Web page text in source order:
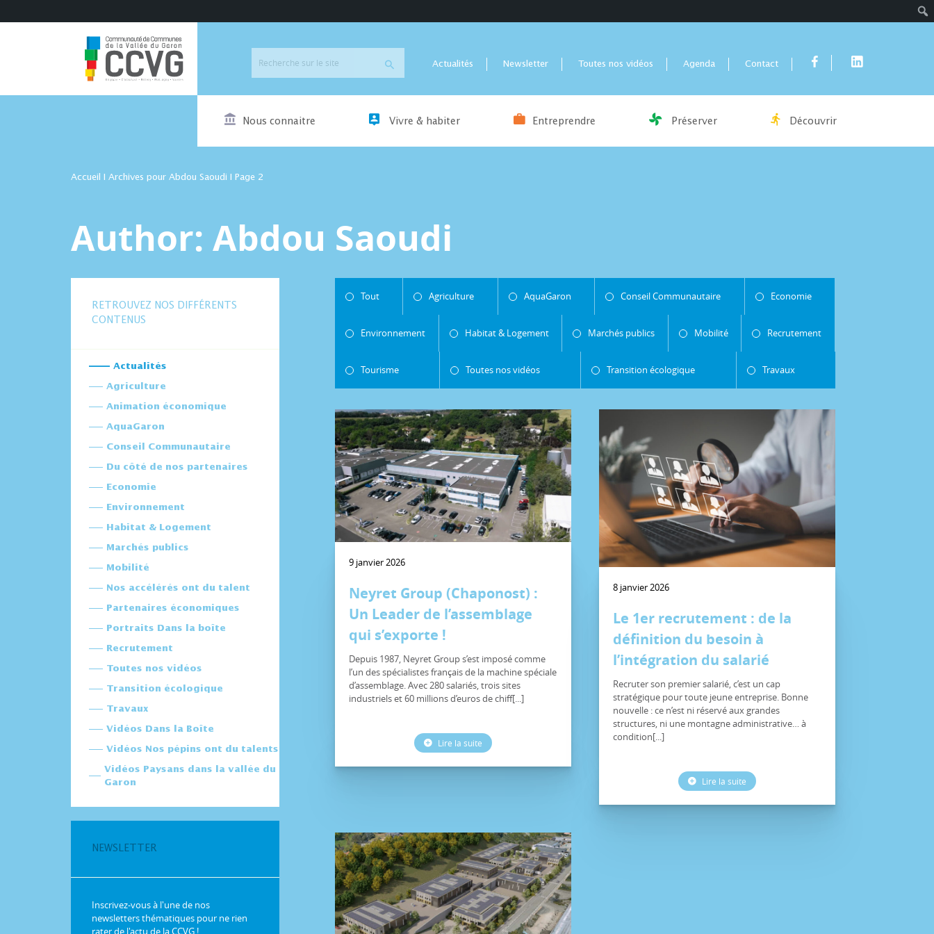
Actualités Newsletter Toutes nos vidéos Agenda Contact
Nous connaitre Vivre & habiter Entreprendre Préserver Découvrir
Accueil Archives pour Abdou Saoudi Page 2
Author: Abdou Saoudi
RETROUVEZ NOS DIFFÉRENTS
CONTENUS
Actualités
Agriculture
Animation économique
AquaGaron
Conseil Communautaire
Du côté de nos partenaires
Economie
Environnement
Habitat & Logement
Marchés publics
Mobilité
Nos accélérés ont du talent
Partenaires économiques
Portraits Dans la boîte
Recrutement
Toutes nos vidéos
Transition écologique
Travaux
Vidéos Dans la Boîte
Vidéos Nos pépins ont du talents
Vidéos Paysans dans la vallée du
Garon
NEWSLETTER
Inscrivez-vous à l'une de nos
newsletters thématiques pour ne rien
rater de l'actu de la CCVG !
Tout Agriculture AquaGaron Conseil Communautaire Economie
Environnement Habitat & Logement Marchés publics Mobilité Recrutement
Tourisme Toutes nos vidéos Transition écologique Travaux
9 janvier 2026
Neyret Group (Chaponost) :
Un Leader de l’assemblage
qui s’exporte !
Depuis 1987, Neyret Group s’est imposé comme
l’un des spécialistes français de la machine spéciale
d’assemblage. Avec 280 salariés, trois sites
industriels et 60 millions d’euros de chiff[...]
Lire la suite
8 janvier 2026
Le 1er recrutement : de la
définition du besoin à
l’intégration du salarié
Recruter son premier salarié, c’est un cap
stratégique pour toute jeune entreprise. Bonne
nouvelle : ce n’est ni réservé aux grandes
structures, ni une montagne administrative… à
condition[...]
Lire la suite